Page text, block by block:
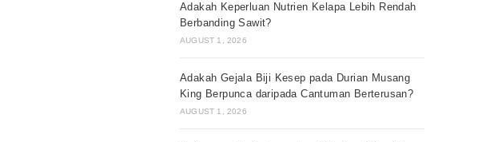
Adakah Keperluan Nutrien Kelapa Lebih Rendah
Berbanding Sawit?
AUGUST 1, 2026
Adakah Gejala Biji Kesep pada Durian Musang
King Berpunca daripada Cantuman Berterusan?
AUGUST 1, 2026